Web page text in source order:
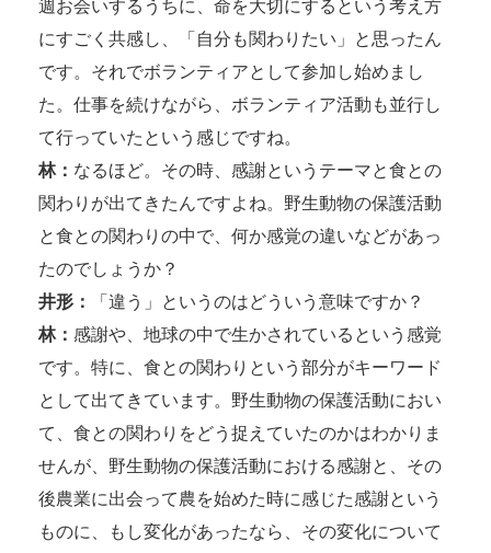
週お会いするうちに、命を大切にするという考え方
にすごく共感し、「自分も関わりたい」と思ったん
です。それでボランティアとして参加し始めまし
た。仕事を続けながら、ボランティア活動も並行し
て行っていたという感じですね。
林： なるほど。その時、感謝というテーマと食との
関わりが出てきたんですよね。野生動物の保護活動
と食との関わりの中で、何か感覚の違いなどがあっ
たのでしょうか？
井形：
「違う」というのはどういう意味ですか？
林： 感謝や、地球の中で生かされているという感覚
です。特に、食との関わりという部分がキーワード
として出てきています。野生動物の保護活動におい
て、食との関わりをどう捉えていたのかはわかりま
せんが、野生動物の保護活動における感謝と、その
後農業に出会って農を始めた時に感じた感謝という
ものに、もし変化があったなら、その変化について